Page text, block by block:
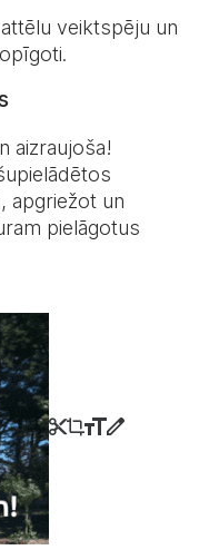
veiktspēju un
aizraujoša!
apgriežot un
pielāgotus